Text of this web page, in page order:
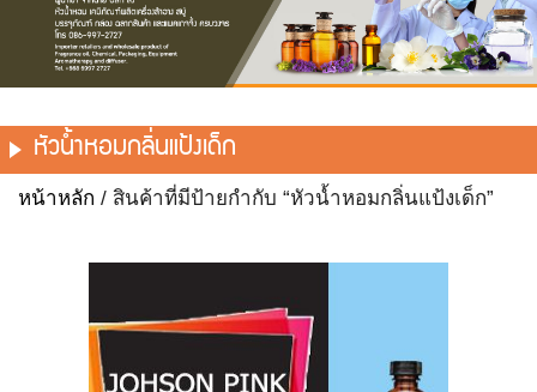
หัวน้ำหอมกลิ่นแป้งเด็ก
หน้าหลัก / สินค้าที่มีป้ายกำกับ “หัวน้ำหอมกลิ่นแป้งเด็ก”